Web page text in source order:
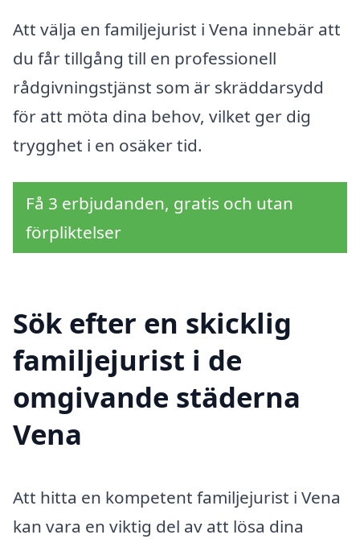
Att välja en familjejurist i Vena innebär att
du får tillgång till en professionell
rådgivningstjänst som är skräddarsydd
för att möta dina behov, vilket ger dig
trygghet i en osäker tid.
Få 3 erbjudanden, gratis och utan
förpliktelser
Sök efter en skicklig
familjejurist i de
omgivande städerna
Vena
Att hitta en kompetent familjejurist i Vena
kan vara en viktig del av att lösa dina